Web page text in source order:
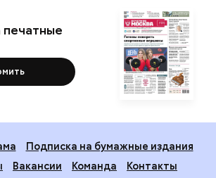
Подписка на бумажные издания
Вакансии Команда
Контакты